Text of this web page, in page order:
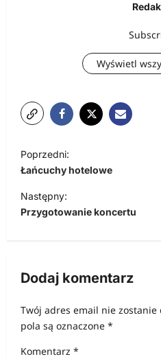
Wyświetl
a
w
i
c
a
w
Poprzedni:
Łańcuchy hotelowe
Następny:
Przygotowanie koncertu
Dodaj komentarz
Twój adres email nie zostanie
pola są oznaczone *
Komentarz *